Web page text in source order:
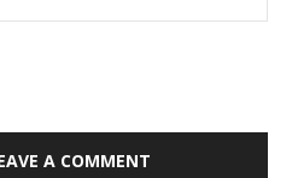
A COMMENT